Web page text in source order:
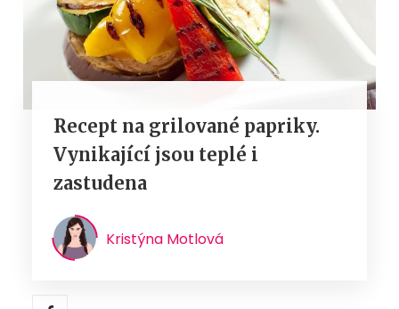
Recept na grilované papriky.
Vynikající jsou teplé i
zastudena
Kristýna Motlová